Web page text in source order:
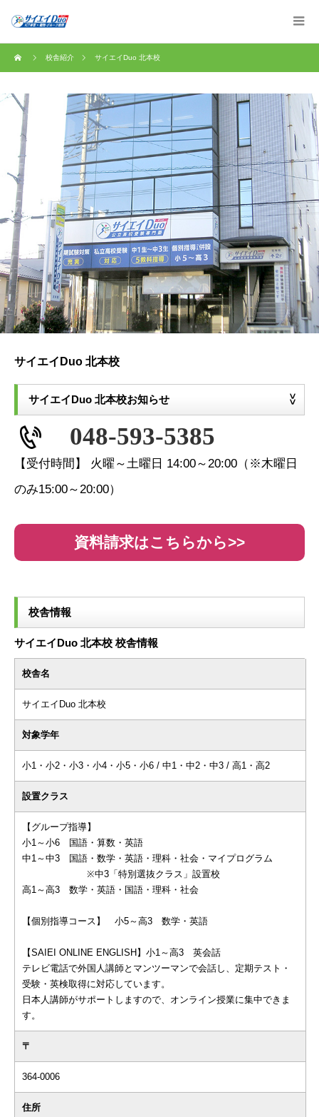
校舎紹介 サイエイDuo 北本校
サイエイDuo 北本校
サイエイDuo 北本校お知らせ
048-593-5385
【受付時間】 火曜～土曜日 14:00～20:00（※木曜日
のみ15:00～20:00）
資料請求はこちらから>>
校舎情報
サイエイDuo 北本校 校舎情報
校舎名
サイエイDuo 北本校
対象学年
小1・小2・小3・小4・小5・小6 / 中1・中2・中3 / 高1・高2
設置クラス
【グループ指導】
小1～小6 国語・算数・英語
中1～中3 国語・数学・英語・理科・社会・マイプログラム
※中3「特別選抜クラス」設置校
高1～高3 数学・英語・国語・理科・社会
【個別指導コース】 小5～高3 数学・英語
【SAIEI ONLINE ENGLISH】小1～高3 英会話
テレビ電話で外国人講師とマンツーマンで会話し、定期テスト・
受験・英検取得に対応しています。
日本人講師がサポートしますので、オンライン授業に集中できま
す。
〒
364-0006
住所